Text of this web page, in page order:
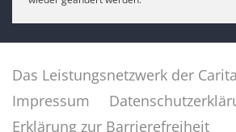
Das Leistungsnetzwerk der
Impressum
Erklärung zur Barrierefreiheit